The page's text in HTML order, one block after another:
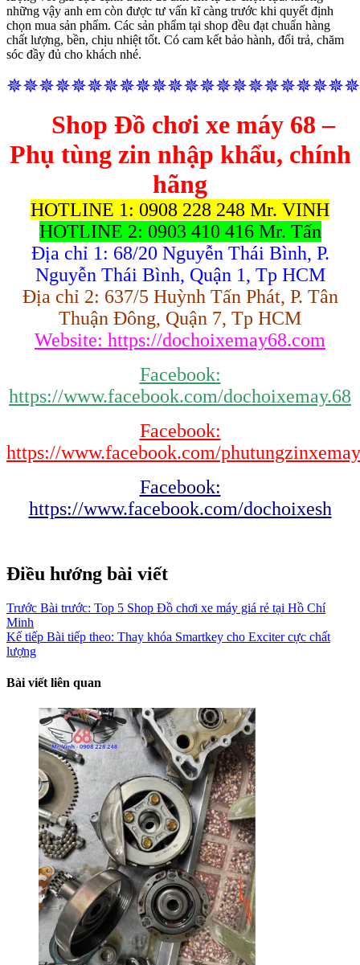
những vậy anh em còn được tư vấn kĩ càng trước khi quyết định
chọn mua sản phẩm. Các sản phẩm tại shop đều đạt chuẩn hàng
chất lượng, bền, chịu nhiệt tốt. Có cam kết bảo hành, đổi trả, chăm
sóc đầy đủ cho khách nhé.
Shop Đồ chơi xe máy 68 –
Phụ tùng zin nhập khẩu, chính
hãng
HOTLINE 1: 0908 228 248 Mr. VINH
HOTLINE 2: 0903 410 416 Mr. Tấn
Địa chỉ 1: 68/20 Nguyễn Thái Bình, P.
Nguyễn Thái Bình, Quận 1, Tp HCM
Địa chỉ 2: 637/5 Huỳnh Tấn Phát, P. Tân
Thuận Đông, Quận 7, Tp HCM
Website: https://dochoixemay68.com
Facebook:
https://www.facebook.com/dochoixemay.68
Facebook:
https://www.facebook.com/phutungzinxemay
Facebook:
https://www.facebook.com/dochoixesh
Điều hướng bài viết
Trước Bài trước: Top 5 Shop Đồ chơi xe máy giá rẻ tại Hồ Chí
Minh
Kế tiếp Bài tiếp theo: Thay khóa Smartkey cho Exciter cực chất
lượng
Bài viết liên quan